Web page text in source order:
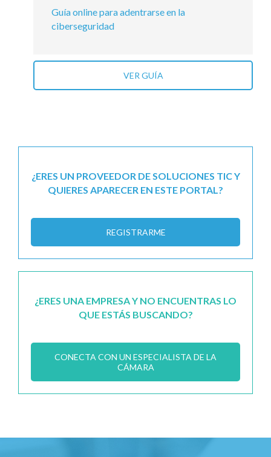
Guía online para adentrarse en la
ciberseguridad
VER GUÍA
¿ERES UN PROVEEDOR DE SOLUCIONES TIC Y
QUIERES APARECER EN ESTE PORTAL?
REGISTRARME
¿ERES UNA EMPRESA Y NO ENCUENTRAS LO
QUE ESTÁS BUSCANDO?
CONECTA CON UN ESPECIALISTA DE LA
CÁMARA